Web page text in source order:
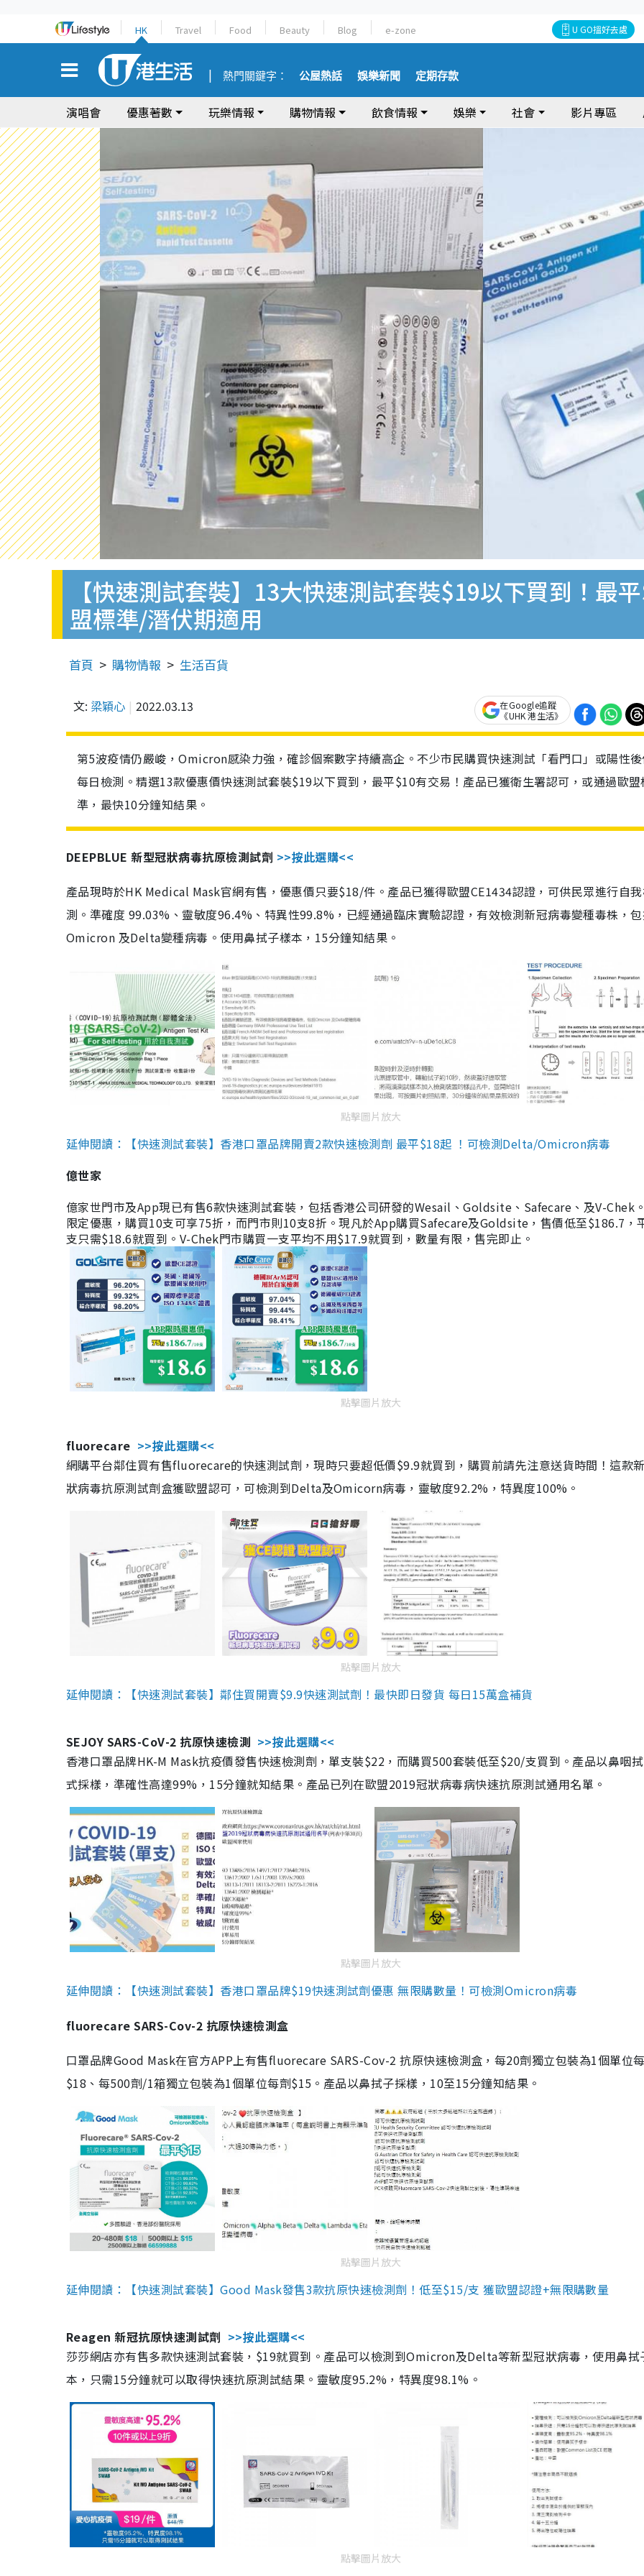
HK Travel Food Beauty Blog e-zone U GO搵好去處
熱門關鍵字： 公屋熱話 娛樂新聞 定期存款
演唱會 優惠著數 玩樂情報 購物情報 飲食情報 娛樂 社會 影片專區
【快速測試套裝】13大快速測試套裝$19以下買到！最
盟標準/潛伏期適用
首頁 購物情報 生活百貨
文: 梁穎心 2022.03.13
在Google追蹤
《UHK 港生活》
第5波疫情仍嚴峻，Omicron感染力強，確診個案數字持續高企。不少市民購買快速測試「看門口」或陽性
每日檢測。精選13款優惠價快速測試套裝$19以下買到，最平$10有交易！產品已獲衛生署認可，或通過歐盟
準，最快10分鐘知結果。
DEEPBLUE 新型冠狀病毒抗原檢測試劑 >>按此選購<<
產品現時於HK Medical Mask官網有售，優惠價只要$18/件。產品已獲得歐盟CE1434認證，可供民眾進行自
測。準確度 99.03%、靈敏度96.4%、特異性99.8%，已經通過臨床實驗認證，有效檢測新冠病毒變種毒株，
Omicron 及Delta變種病毒。使用鼻拭子樣本，15分鐘知結果。
點擊圖片放大
延伸閱讀：【快速測試套裝】香港口罩品牌開賣2款快速檢測劑 最平$18起 ！可檢測Delta/Omicron病毒
億世家
億家世門市及App現已有售6款快速測試套裝，包括香港公司研發的Wesail、Goldsite、Safecare、及V-Chek
限定優惠，購買10支可享75折，而門市則10支8折。現凡於App購買Safecare及Goldsite，售價低至$186.7，
支只需$18.6就買到。V-Chek門市購買一支平均不用$17.9就買到，數量有限，售完即止。
點擊圖片放大
fluorecare >>按此選購<<
網購平台鄰住買有售fluorecare的快速測試劑，現時只要超低價$9.9就買到，購買前請先注意送貨時間！這款
狀病毒抗原測試劑盒獲歐盟認可，可檢測到Delta及Omicorn病毒，靈敏度92.2%，特異度100%。
點擊圖片放大
延伸閱讀：【快速測試套裝】鄰住買開賣$9.9快速測試劑！最快即日發貨 每日15萬盒補貨
SEJOY SARS-CoV-2 抗原快速檢測 >>按此選購<<
香港口罩品牌HK-M Mask抗疫價發售快速檢測劑，單支裝$22，而購買500套裝低至$20/支買到。產品以鼻咽
式採樣，準確性高達99%，15分鐘就知結果。產品已列在歐盟2019冠狀病毒病快速抗原測試通用名單。
點擊圖片放大
延伸閱讀：【快速測試套裝】香港口罩品牌$19快速測試劑優惠 無限購數量！可檢測Omicron病毒
fluorecare SARS-Cov-2 抗原快速檢測盒
口罩品牌Good Mask在官方APP上有售fluorecare SARS-Cov-2 抗原快速檢測盒，每20劑獨立包裝為1個單位
$18、每500劑/1箱獨立包裝為1個單位每劑$15。產品以鼻拭子採樣，10至15分鐘知結果。
點擊圖片放大
延伸閱讀：【快速測試套裝】Good Mask發售3款抗原快速檢測劑！低至$15/支 獲歐盟認證+無限購數量
Reagen 新冠抗原快速測試劑 >>按此選購<<
莎莎網店亦有售多款快速測試套裝，$19就買到。產品可以檢測到Omicron及Delta等新型冠狀病毒，使用鼻拭
本，只需15分鐘就可以取得快速抗原測試結果。靈敏度95.2%，特異度98.1%。
點擊圖片放大